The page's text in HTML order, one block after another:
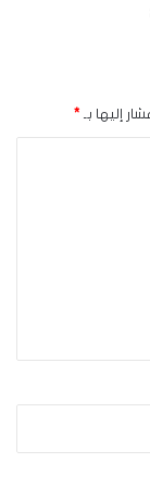
إليها بـ *